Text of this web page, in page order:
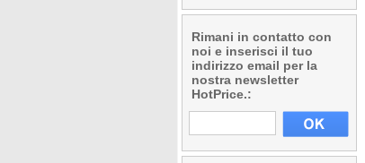
Rimani in contatto con
noi e inserisci il tuo
indirizzo email per la
nostra newsletter
HotPrice.: